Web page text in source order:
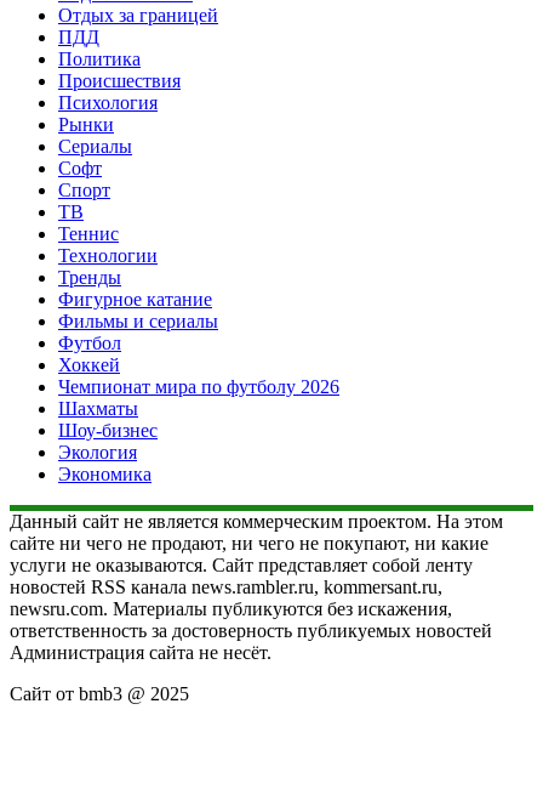
Отдых за границей
ПДД
Политика
Происшествия
Психология
Рынки
Сериалы
Софт
Спорт
ТВ
Теннис
Технологии
Тренды
Фигурное катание
Фильмы и сериалы
Футбол
Хоккей
Чемпионат мира по футболу 2026
Шахматы
Шоу-бизнес
Экология
Экономика
Данный сайт не является коммерческим проектом. На этом
сайте ни чего не продают, ни чего не покупают, ни какие
услуги не оказываются. Сайт представляет собой ленту
новостей RSS канала news.rambler.ru, kommersant.ru,
newsru.com. Материалы публикуются без искажения,
ответственность за достоверность публикуемых новостей
Администрация сайта не несёт.
Сайт от bmb3 @ 2025